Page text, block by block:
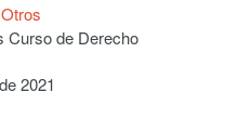
Curso de Derecho
2021